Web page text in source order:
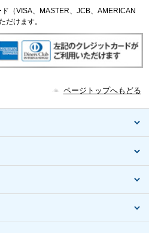
（VISA、MASTER、JCB、AMERICAN
だけます。
ページトップへもどる